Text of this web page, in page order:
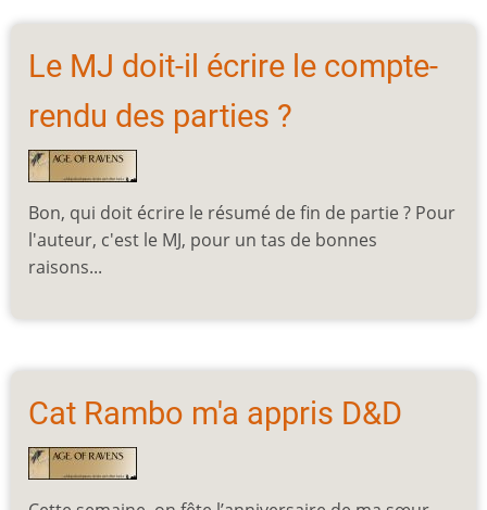
Le MJ doit-il écrire le compte-
rendu des parties ?
Bon, qui doit écrire le résumé de fin de partie ? Pour
l'auteur, c'est le MJ, pour un tas de bonnes
raisons...
Cat Rambo m'a appris D&D